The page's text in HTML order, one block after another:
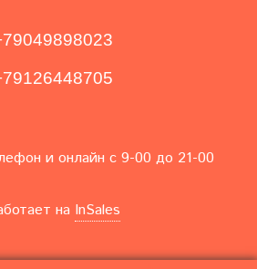
и онлайн с 9-00 до 21-00
на InSales